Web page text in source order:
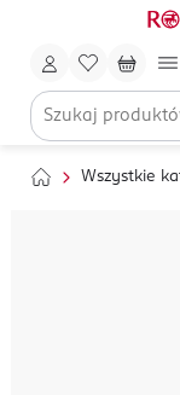
Wszystkie